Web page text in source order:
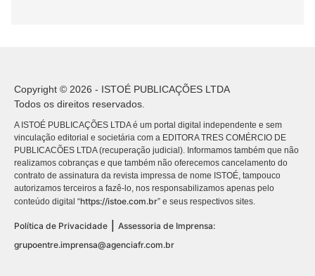
Copyright © 2026 - ISTOÉ PUBLICAÇÕES LTDA
Todos os direitos reservados.
A ISTOÉ PUBLICAÇÕES LTDA é um portal digital independente e sem
vinculação editorial e societária com a EDITORA TRES COMÉRCIO DE
PUBLICACÕES LTDA (recuperação judicial). Informamos também que não
realizamos cobranças e que também não oferecemos cancelamento do
contrato de assinatura da revista impressa de nome ISTOÉ, tampouco
autorizamos terceiros a fazê-lo, nos responsabilizamos apenas pelo
conteúdo digital “https://istoe.com.br” e seus respectivos sites.
Política de Privacidade
Assessoria de Imprensa:
grupoentre.imprensa@agenciafr.com.br